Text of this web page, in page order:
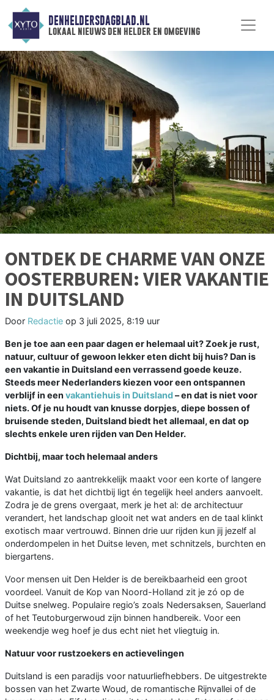
DENHELDERSDAGBLAD.NL
lokaal nieuws den helder en omgeving
ONTDEK DE CHARME VAN ONZE
OOSTERBUREN: VIER VAKANTIE
IN DUITSLAND
Door Redactie op 3 juli 2025, 8:19 uur
Ben je toe aan een paar dagen er helemaal uit? Zoek je rust,
natuur, cultuur of gewoon lekker eten dicht bij huis? Dan is
een vakantie in Duitsland een verrassend goede keuze.
Steeds meer Nederlanders kiezen voor een ontspannen
verblijf in een vakantiehuis in Duitsland– en dat is niet voor
niets. Of je nu houdt van knusse dorpjes, diepe bossen of
bruisende steden, Duitsland biedt het allemaal, en dat op
slechts enkele uren rijden van Den Helder.
Dichtbij, maar toch helemaal anders
Wat Duitsland zo aantrekkelijk maakt voor een korte of langere
vakantie, is dat het dichtbij ligt én tegelijk heel anders aanvoelt.
Zodra je de grens overgaat, merk je het al: de architectuur
verandert, het landschap glooit net wat anders en de taal klinkt
exotisch maar vertrouwd. Binnen drie uur rijden kun jij jezelf al
onderdompelen in het Duitse leven, met schnitzels, burchten en
biergartens.
Voor mensen uit Den Helder is de bereikbaarheid een groot
voordeel. Vanuit de Kop van Noord-Holland zit je zó op de
Duitse snelweg. Populaire regio’s zoals Nedersaksen, Sauerland
of het Teutoburgerwoud zijn binnen handbereik. Voor een
weekendje weg hoef je dus echt niet het vliegtuig in.
Natuur voor rustzoekers en actievelingen
Duitsland is een paradijs voor natuurliefhebbers. De uitgestrekte
bossen van het Zwarte Woud, de romantische Rijnvallei of de